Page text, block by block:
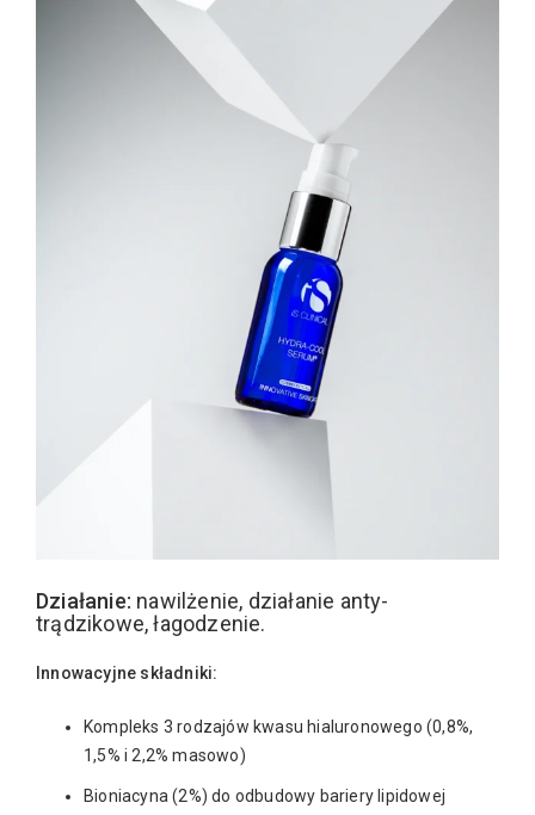
Działanie: nawilżenie, działanie anty-
trądzikowe, łagodzenie.
Innowacyjne składniki:
Kompleks 3 rodzajów kwasu hialuronowego (0,8%,
1,5% i 2,2% masowo)
Bioniacyna (2%) do odbudowy bariery lipidowej